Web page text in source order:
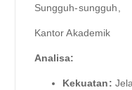
Sungguh-sungguh,
Kantor Akademik
Analisa:
Kekuatan: